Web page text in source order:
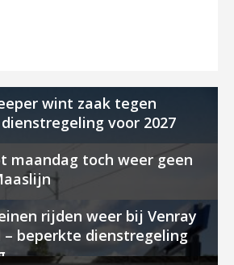
wint zaak tegen
voor 2027
maandag toch weer geen
rijden weer bij Venray
– beperkte dienstregeling